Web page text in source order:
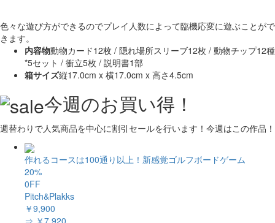
色々な遊び方ができるのでプレイ人数によって臨機応変に遊ぶことがで
きます。
内容物動物カード12枚 / 隠れ場所スリーブ12枚 / 動物チップ12種
*5セット / 衝立5枚 / 説明書1部
箱サイズ縦17.0cm x 横17.0cm x 高さ4.5cm
今週のお買い得！
週替わりで人気商品を中心に割引セールを行います！今週はこの作品！
作れるコースは100通り以上！新感覚ゴルフボードゲーム
20%
0FF
Pitch&Plakks
￥9,900
⇒ ￥7,920